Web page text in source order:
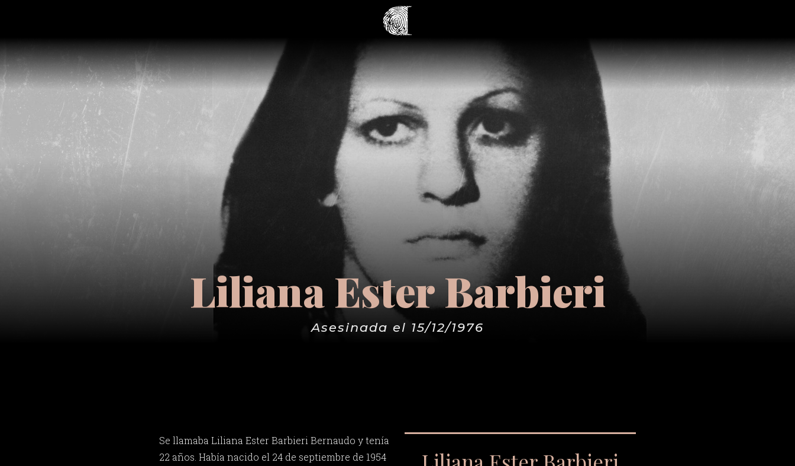
Liliana Ester Barbieri
Asesinada el 15/12/1976
Se llamaba Liliana Ester Barbieri Bernaudo y tenía
22 años. Había nacido el 24 de septiembre de 1954